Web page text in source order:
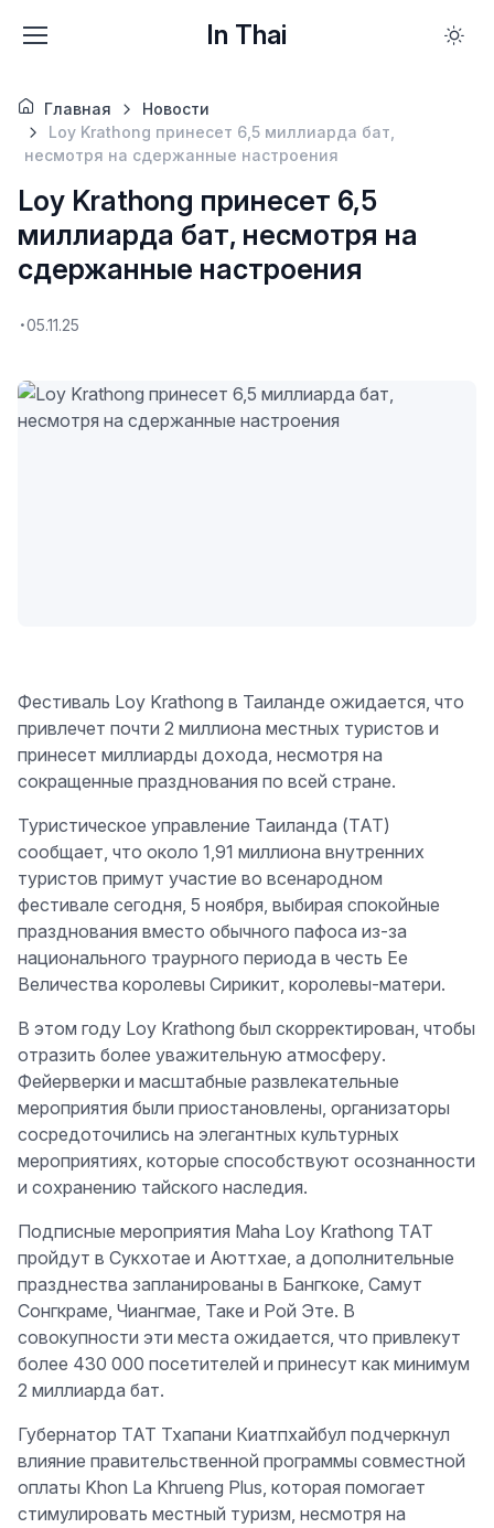
In Thai
Главная
Новости
Loy Krathong принесет 6,5 миллиарда бат,
несмотря на сдержанные настроения
Loy Krathong принесет 6,5
миллиарда бат, несмотря на
сдержанные настроения
05.11.25
Фестиваль Loy Krathong в Таиланде ожидается, что
привлечет почти 2 миллиона местных туристов и
принесет миллиарды дохода, несмотря на
сокращенные празднования по всей стране.
Туристическое управление Таиланда (TAT)
сообщает, что около 1,91 миллиона внутренних
туристов примут участие во всенародном
фестивале сегодня, 5 ноября, выбирая спокойные
празднования вместо обычного пафоса из-за
национального траурного периода в честь Ее
Величества королевы Сирикит, королевы-матери.
В этом году Loy Krathong был скорректирован, чтобы
отразить более уважительную атмосферу.
Фейерверки и масштабные развлекательные
мероприятия были приостановлены, организаторы
сосредоточились на элегантных культурных
мероприятиях, которые способствуют осознанности
и сохранению тайского наследия.
Подписные мероприятия Maha Loy Krathong TAT
пройдут в Сукхотае и Аюттхае, а дополнительные
празднества запланированы в Бангкоке, Самут
Сонгкраме, Чиангмае, Таке и Рой Эте. В
совокупности эти места ожидается, что привлекут
более 430 000 посетителей и принесут как минимум
2 миллиарда бат.
Губернатор TAT Тхапани Киатпхайбул подчеркнул
влияние правительственной программы совместной
оплаты Khon La Khrueng Plus, которая помогает
стимулировать местный туризм, несмотря на